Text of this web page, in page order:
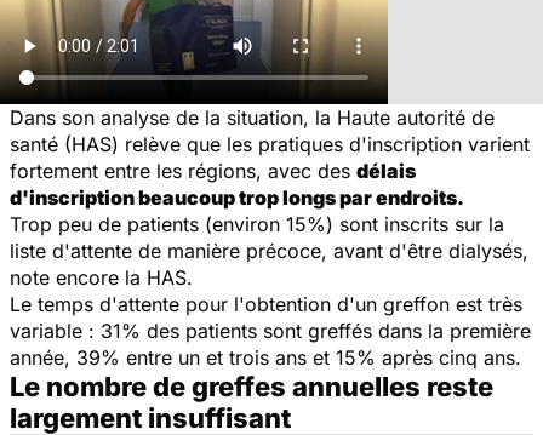
Dans son analyse de la situation, la Haute autorité de
santé (HAS) relève que les pratiques d'inscription varient
fortement entre les régions, avec des délais
d'inscription beaucoup trop longs par endroits.
Trop peu de patients (environ 15%) sont inscrits sur la
liste d'attente de manière précoce, avant d'être dialysés,
note encore la HAS.
Le temps d'attente pour l'obtention d'un greffon est très
variable : 31% des patients sont greffés dans la première
année, 39% entre un et trois ans et 15% après cinq ans.
Le nombre de greffes annuelles reste
largement insuffisant